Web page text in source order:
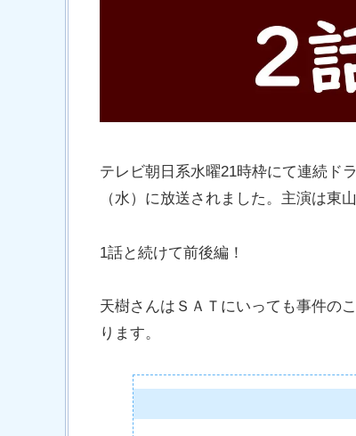
テレビ朝日系水曜21時枠にて連続ド
（水）に放送されました。主演は東
1話と続けて前後編！
天樹さんはＳＡＴにいっても事件の
ります。